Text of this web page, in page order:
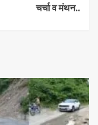
चर्चा व मंथन..